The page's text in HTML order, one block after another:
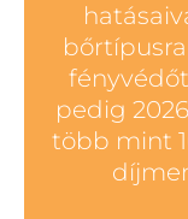
pedig
több mint